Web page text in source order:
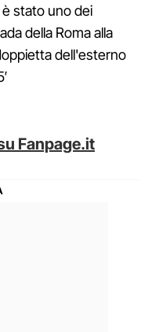
è stato uno dei
della Roma alla
dell'esterno
Fanpage.it